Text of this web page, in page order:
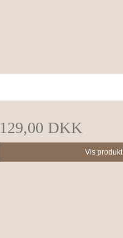
129,00 DKK
Vis produkt